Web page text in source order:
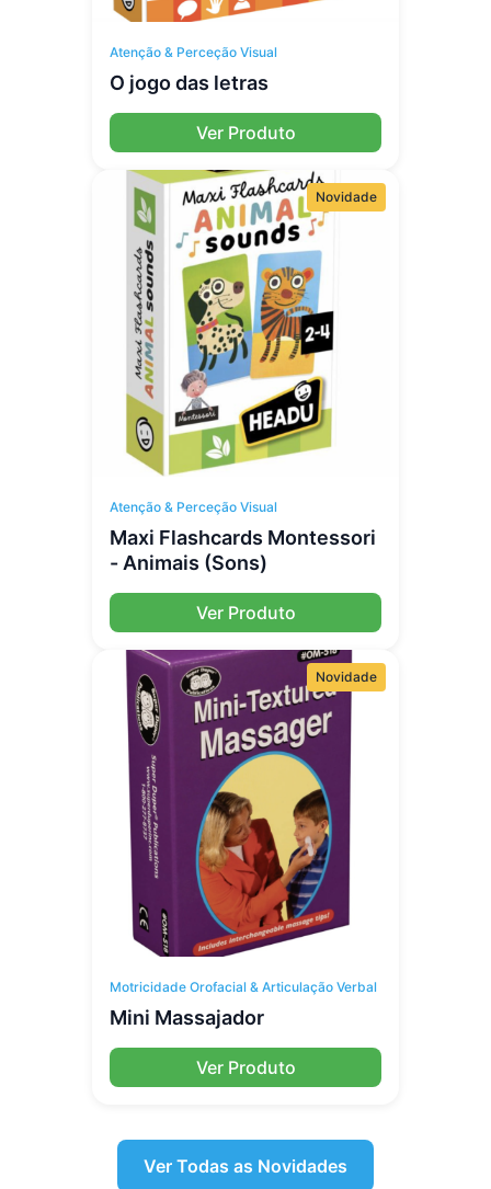
Atenção & Perceção Visual
O jogo das letras
Ver Produto
Novidade
Atenção & Perceção Visual
Maxi Flashcards Montessori
- Animais (Sons)
Ver Produto
Novidade
Motricidade Orofacial & Articulação Verbal
Mini Massajador
Ver Produto
Ver Todas as Novidades